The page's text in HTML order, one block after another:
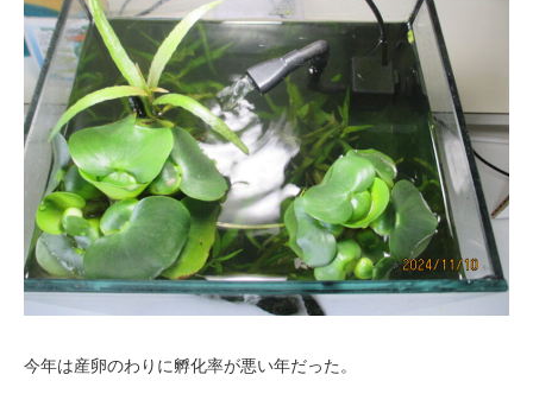
今年は産卵のわりに孵化率が悪い年だった。